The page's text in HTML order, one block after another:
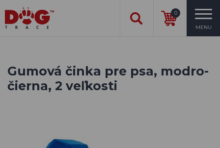
0
MENU
Gumová činka pre psa, modro-
čierna, 2 veľkosti